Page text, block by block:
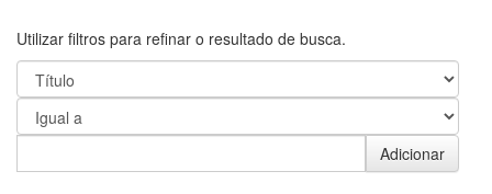
Utilizar filtros para refinar o resultado de busca.